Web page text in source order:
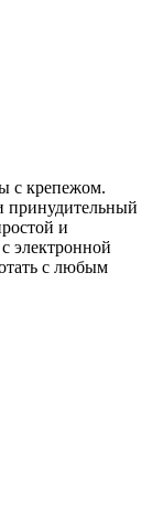
с крепежом.
принудительный
и
электронной
с любым